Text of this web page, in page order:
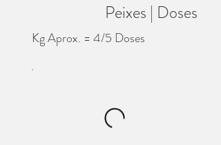
Peixes | Doses
Kg Aprox. = 4/5 Doses